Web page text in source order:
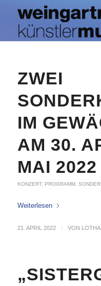
ZWEI
IM
AM 30.
MAI 2022
KONZERT, PROGRAMM,
Weiterlesen
21. APRIL 2022 / VON